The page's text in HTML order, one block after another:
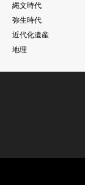
縄文時代
弥生時代
近代化遺産
地理